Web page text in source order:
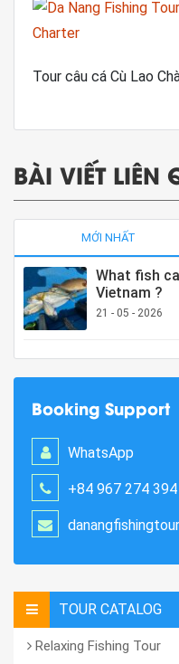
Tour câu cá Cù Lao
BÀI VIẾT LIÊN
MỚI NHẤT
What fish
Vietnam ?
21 - 05 - 2026
Booking Support
WhatsApp
+84 967 274 394
danangfishingtour
TOUR CATALOG
Relaxing Fishing Tour